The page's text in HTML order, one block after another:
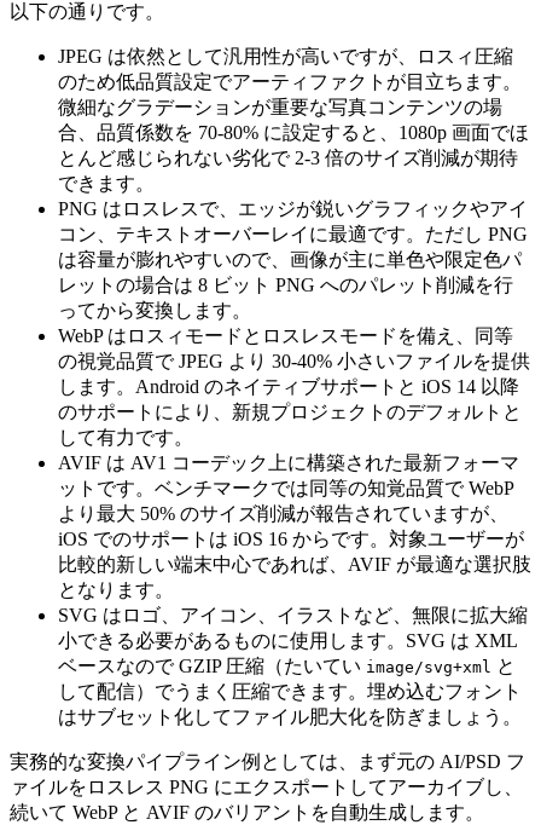
以下の通りです。
JPEG は依然として汎用性が高いですが、ロスィ圧縮
のため低品質設定でアーティファクトが目立ちます。
微細なグラデーションが重要な写真コンテンツの場
合、品質係数を 70‑80% に設定すると、1080p 画面でほ
とんど感じられない劣化で 2‑3 倍のサイズ削減が期待
できます。
PNG はロスレスで、エッジが鋭いグラフィックやアイ
コン、テキストオーバーレイに最適です。ただし PNG
は容量が膨れやすいので、画像が主に単色や限定色パ
レットの場合は 8 ビット PNG へのパレット削減を行
ってから変換します。
WebPはロスィモードとロスレスモードを備え、同等
の視覚品質で JPEG より 30‑40% 小さいファイルを提供
します。Android のネイティブサポートと iOS 14 以降
のサポートにより、新規プロジェクトのデフォルトと
して有力です。
AVIF は AV1 コーデック上に構築された最新フォーマ
ットです。ベンチマークでは同等の知覚品質で WebP
より最大 50% のサイズ削減が報告されていますが、
iOS でのサポートは iOS 16 からです。対象ユーザーが
比較的新しい端末中心であれば、AVIF が最適な選択肢
となります。
SVG はロゴ、アイコン、イラストなど、無限に拡大縮
小できる必要があるものに使用します。SVG は XML
ベースなので GZIP 圧縮（たいてい image/svg+xml と
して配信）でうまく圧縮できます。埋め込むフォント
はサブセット化してファイル肥大化を防ぎましょう。
実務的な変換パイプライン例としては、まず元の AI/PSD フ
ァイルをロスレス PNG にエクスポートしてアーカイブし、
続いて WebP と AVIF のバリアントを自動生成します。